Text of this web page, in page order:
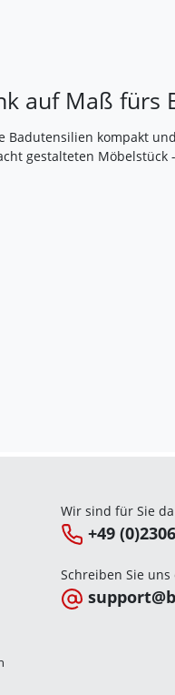
auf Maß fürs
Badutensilien kompakt
gestalteten
Wir sind für Sie da
+49
Schreiben Sie